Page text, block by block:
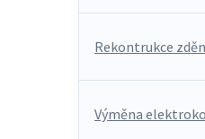
Rekontrukce
Výměna